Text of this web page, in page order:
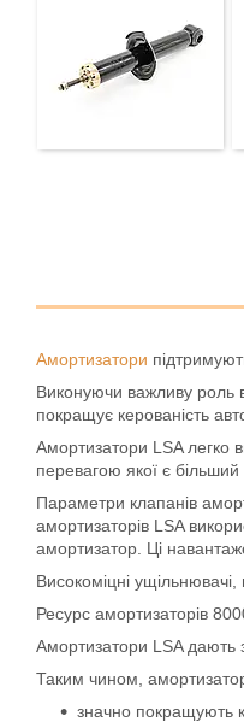
Амортизатори
Виконуючи важливу роль
покращує керованість
Амортизатори LSA легко
перевагою якої є більший
Параметри клапанів
амортизаторів LSA
амортизатор. Ці
Високоміцні
Ресурс амортизаторів
Амортизатори LSA дають
Таким чином,
значно покращують